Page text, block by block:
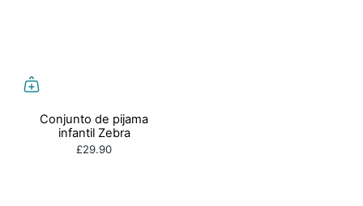
Conjunto de pijama
infantil Zebra
£29.90